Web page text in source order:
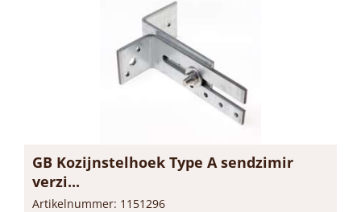
GB Kozijnstelhoek Type A sendzimir
verzi...
Artikelnummer: 1151296